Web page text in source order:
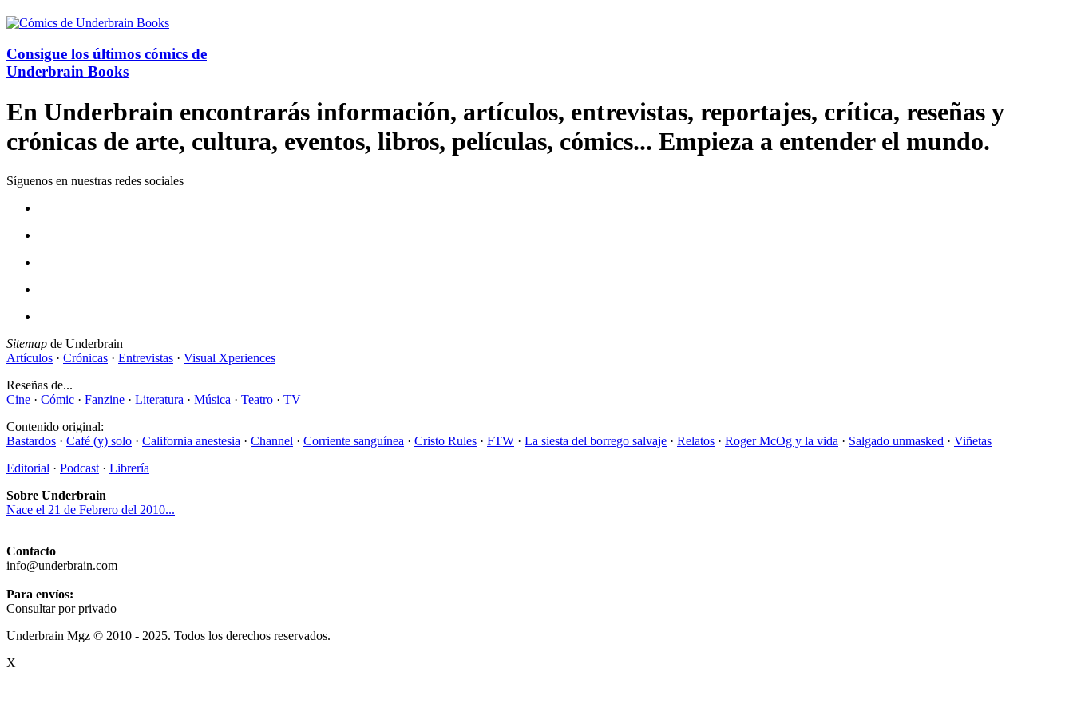
Consigue los últimos cómics de
Underbrain Books
En Underbrain encontrarás información, artículos, entrevistas, reportajes, crítica, reseñas y
crónicas de arte, cultura, eventos, libros, películas, cómics... Empieza a entender el mundo.
Síguenos en nuestras redes sociales
Sitemap de Underbrain
Artículos · Crónicas · Entrevistas · Visual Xperiences
Reseñas de...
Cine · Cómic · Fanzine · Literatura · Música · Teatro · TV
Contenido original:
Bastardos · Café (y) solo · California anestesia · Channel · Corriente sanguínea · Cristo Rules · FTW · La siesta del borrego salvaje · Relatos · Roger McOg y la vida · Salgado unmasked · Viñetas
Editorial · Podcast · Librería
Sobre Underbrain
Nace el 21 de Febrero del 2010...
Contacto
info@underbrain.com
Para envíos:
Consultar por privado
Underbrain Mgz © 2010 - 2025. Todos los derechos reservados.
X